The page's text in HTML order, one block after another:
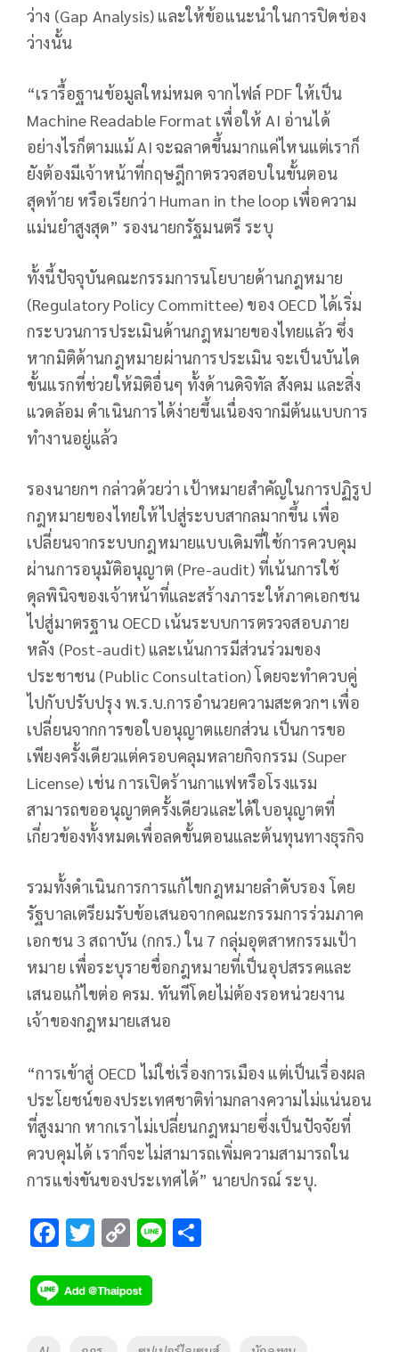
ว่าง (Gap Analysis) และให้ข้อแนะนำในการปิดช่อง
ว่างนั้น
“เรารื้อฐานข้อมูลใหม่หมด จากไฟล์ PDF ให้เป็น
Machine Readable Format เพื่อให้ AI อ่านได้
อย่างไรก็ตามแม้ AI จะฉลาดขึ้นมากแค่ไหนแต่เราก็
ยังต้องมีเจ้าหน้าที่กฤษฎีกาตรวจสอบในขั้นตอน
สุดท้าย หรือเรียกว่า Human in the loop เพื่อความ
แม่นยำสูงสุด” รองนายกรัฐมนตรี ระบุ
ทั้งนี้ปัจจุบันคณะกรรมการนโยบายด้านกฎหมาย
(Regulatory Policy Committee) ของ OECD ได้เริ่ม
กระบวนการประเมินด้านกฎหมายของไทยแล้ว ซึ่ง
หากมิติด้านกฎหมายผ่านการประเมิน จะเป็นบันได
ขั้นแรกที่ช่วยให้มิติอื่นๆ ทั้งด้านดิจิทัล สังคม และสิ่ง
แวดล้อม ดำเนินการได้ง่ายขึ้นเนื่องจากมีต้นแบบการ
ทำงานอยู่แล้ว
รองนายกฯ กล่าวด้วยว่า เป้าหมายสำคัญในการปฏิรูป
กฎหมายของไทยให้ไปสู่ระบบสากลมากขึ้น เพื่อ
เปลี่ยนจากระบบกฎหมายแบบเดิมที่ใช้การควบคุม
ผ่านการอนุมัติอนุญาต (Pre-audit) ที่เน้นการใช้
ดุลพินิจของเจ้าหน้าที่และสร้างภาระให้ภาคเอกชน
ไปสู่มาตรฐาน OECD เน้นระบบการตรวจสอบภาย
หลัง (Post-audit) และเน้นการมีส่วนร่วมของ
ประชาชน (Public Consultation) โดยจะทำควบคู่
ไปกับปรับปรุง พ.ร.บ.การอำนวยความสะดวกฯ เพื่อ
เปลี่ยนจากการขอใบอนุญาตแยกส่วน เป็นการขอ
เพียงครั้งเดียวแต่ครอบคลุมหลายกิจกรรม (Super
License) เช่น การเปิดร้านกาแฟหรือโรงแรม
สามารถขออนุญาตครั้งเดียวและได้ใบอนุญาตที่
เกี่ยวข้องทั้งหมดเพื่อลดขั้นตอนและต้นทุนทางธุรกิจ
รวมทั้งดำเนินการการแก้ไขกฎหมายลำดับรอง โดย
รัฐบาลเตรียมรับข้อเสนอจากคณะกรรมการร่วมภาค
เอกชน 3 สถาบัน (กกร.) ใน 7 กลุ่มอุตสาหกรรมเป้า
หมาย เพื่อระบุรายชื่อกฎหมายที่เป็นอุปสรรคและ
เสนอแก้ไขต่อ ครม. ทันทีโดยไม่ต้องรอหน่วยงาน
เจ้าของกฎหมายเสนอ
“การเข้าสู่ OECD ไม่ใช่เรื่องการเมือง แต่เป็นเรื่องผล
ประโยชน์ของประเทศชาติท่ามกลางความไม่แน่นอน
ที่สูงมาก หากเราไม่เปลี่ยนกฎหมายซึ่งเป็นปัจจัยที่
ควบคุมได้ เราก็จะไม่สามารถเพิ่มความสามารถใน
การแข่งขันของประเทศได้” นายปกรณ์ ระบุ.
F
e
b
T
tt
er
C
p
y
Li